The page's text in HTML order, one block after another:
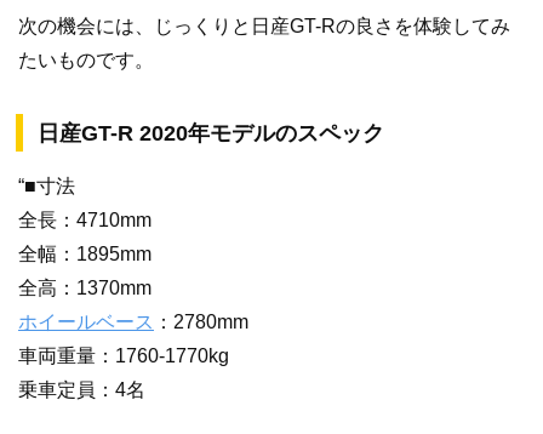
次の機会には、じっくりと日産GT-Rの良さを体験してみ
たいものです。
日産GT-R 2020年モデルのスペック
“■寸法
全長：4710mm
全幅：1895mm
全高：1370mm
ホイールベース ：2780mm
車両重量：1760-1770kg
乗車定員：4名